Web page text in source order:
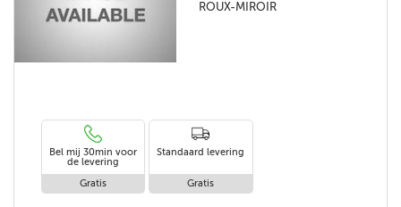
ROUX-MIROIR
Bel mij 30min voor
de levering
Gratis
Standaard levering
Gratis